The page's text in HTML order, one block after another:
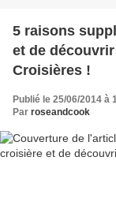
5 raisons
et de
Croisières !
Publié le 25/06/2014 à
Par roseandcook